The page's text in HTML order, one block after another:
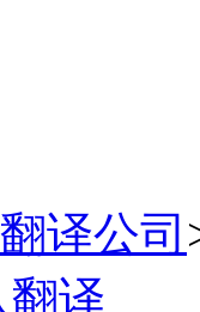
翻译公司
译